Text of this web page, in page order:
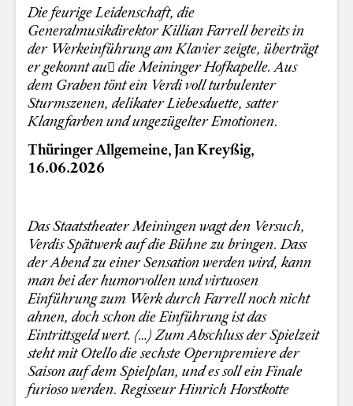
Die feurige Leidenschaft, die
Generalmusikdirektor Killian Farrell bereits in
der Werkeinführung am Klavier zeigte, überträgt
er gekonnt au die Meininger Hofkapelle. Aus
dem Graben tönt ein Verdi voll turbulenter
Sturmszenen, delikater Liebesduette, satter
Klangfarben und ungezügelter Emotionen.
Thüringer Allgemeine, Jan Kreyßig,
16.06.2026
Das Staatstheater Meiningen wagt den Versuch,
Verdis Spätwerk auf die Bühne zu bringen. Dass
der Abend zu einer Sensation werden wird, kann
man bei der humorvollen und virtuosen
Einführung zum Werk durch Farrell noch nicht
ahnen, doch schon die Einführung ist das
Eintrittsgeld wert. (…) Zum Abschluss der Spielzeit
steht mit Otello die sechste Opernpremiere der
Saison auf dem Spielplan, und es soll ein Finale
furioso werden. Regisseur Hinrich Horstkotte